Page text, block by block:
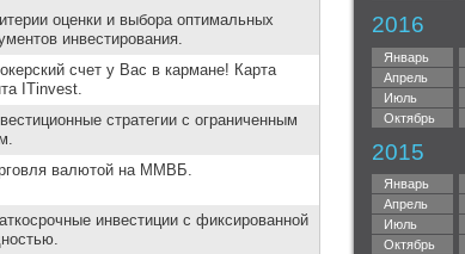
2016
Январь
Апрель
Июль
Октябрь
2015
Январь
Апрель
Июль
Октябрь
оценки и выбора оптимальных
инвестирования.
счет у Вас в кармане! Карта
ITinvest.
стратегии с ограниченным
валютой на ММВБ.
инвестиции с фиксированной